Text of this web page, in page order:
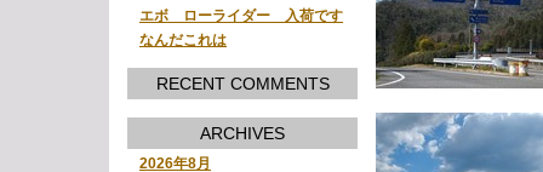
エボ ローライダー 入荷です
なんだこれは
RECENT COMMENTS
ARCHIVES
2026年8月